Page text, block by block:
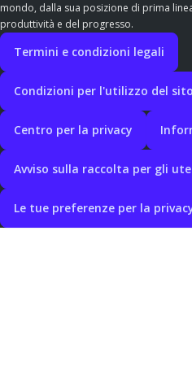
mondo, dalla sua posizione di prima
produttività e del progresso.
Termini e condizioni legali
Condizioni per l'utilizzo del
Centro per la privacy
Avviso sulla raccolta per gli
Le tue preferenze per la